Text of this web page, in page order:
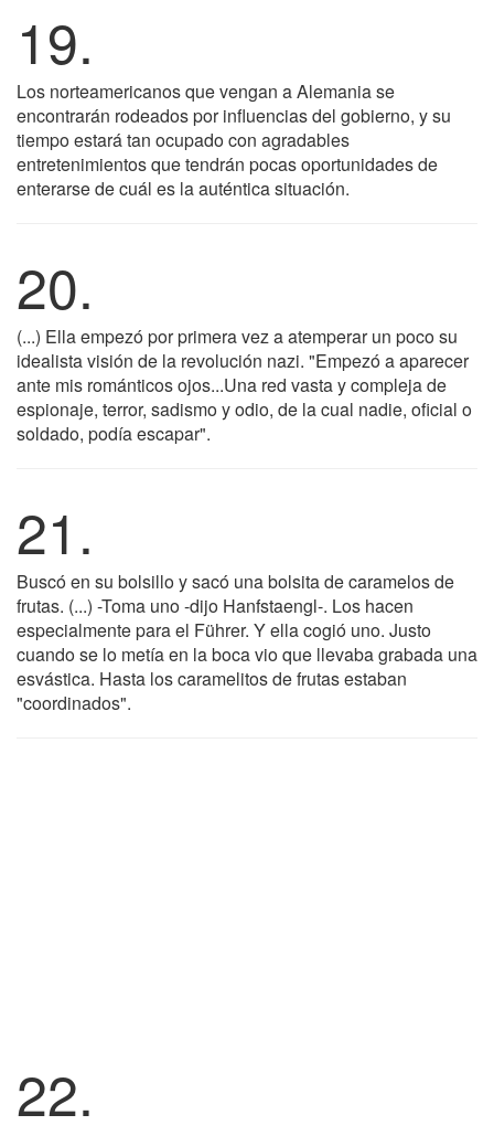
19.
Los norteamericanos que vengan a Alemania se
encontrarán rodeados por influencias del gobierno, y su
tiempo estará tan ocupado con agradables
entretenimientos que tendrán pocas oportunidades de
enterarse de cuál es la auténtica situación.
20.
(...) Ella empezó por primera vez a atemperar un poco su
idealista visión de la revolución nazi. "Empezó a aparecer
ante mis románticos ojos...Una red vasta y compleja de
espionaje, terror, sadismo y odio, de la cual nadie, oficial o
soldado, podía escapar".
21.
Buscó en su bolsillo y sacó una bolsita de caramelos de
frutas. (...) -Toma uno -dijo Hanfstaengl-. Los hacen
especialmente para el Führer. Y ella cogió uno. Justo
cuando se lo metía en la boca vio que llevaba grabada una
esvástica. Hasta los caramelitos de frutas estaban
"coordinados".
22.